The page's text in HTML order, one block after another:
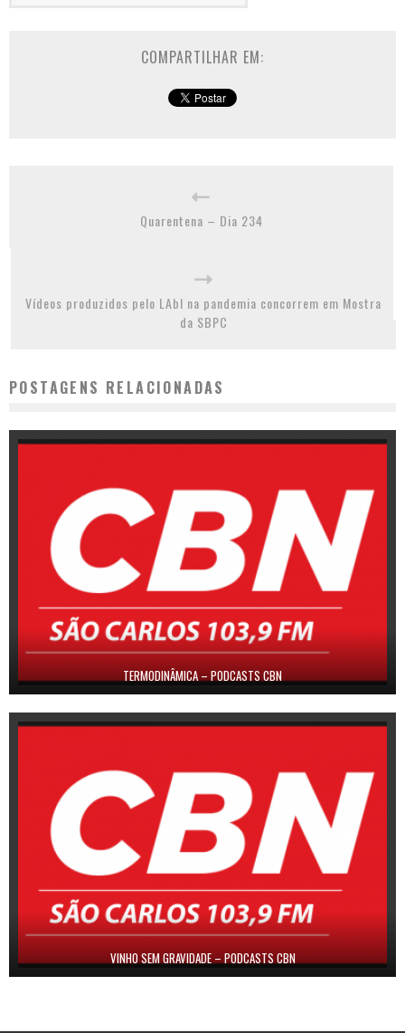
COMPARTILHAR EM:
Quarentena – Dia 234
Vídeos produzidos pelo LAbI na pandemia concorrem em Mostra
da SBPC
POSTAGENS RELACIONADAS
TERMODINÂMICA – PODCASTS CBN
VINHO SEM GRAVIDADE – PODCASTS CBN